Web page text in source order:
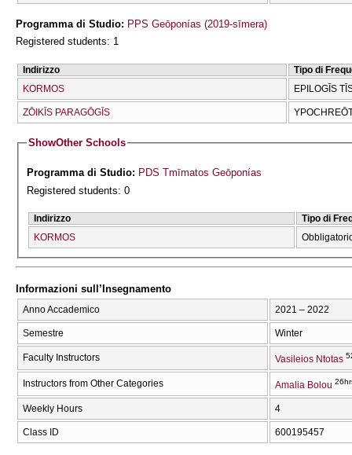
Programma di Studio: PPS Geōponías (2019-sīmera)
Registered students: 1
Indirizzo
Tipo di
KORMOS
EPILOGĪS
ZŌIKĪS PARAGŌGĪS
ShowOther Schools
Programma di Studio: PDS Tmīmatos Geōponías
Registered students: 0
Indirizzo
Tipo di
KORMOS
Informazioni sull’Insegnamento
Anno Accademico 2021 – 2022
Semestre Winter
Faculty Instructors Vasileios Ntotas
Instructors from Other Categories Amalia Bolou
Weekly Hours 4
Class ID 600195457